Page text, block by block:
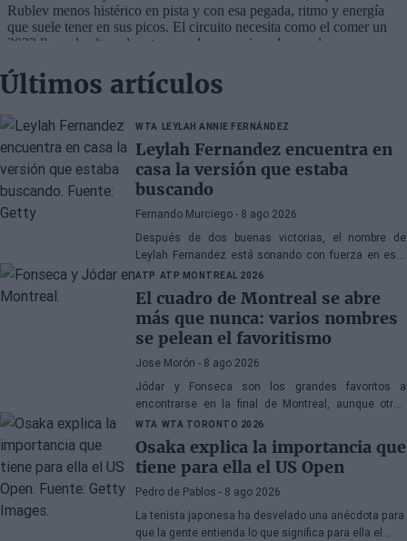
Últimos artículos
WTA LEYLAH ANNIE FERNÁNDEZ
Leylah Fernandez encuentra en
casa la versión que estaba
buscando
Fernando Murciego - 8 ago 2026
Después de dos buenas victorias, el nombre de
Leylah Fernandez está sonando con fuerza en este
WTA 1000 de Toronto 2026. Su próximo duelo ante
Naomi Osaka será clave para destapar la verdad.
ATP ATP MONTREAL 2026
El cuadro de Montreal se abre
más que nunca: varios nombres
se pelean el favoritismo
Jose Morón - 8 ago 2026
Jódar y Fonseca son los grandes favoritos a
encontrarse en la final de Montreal, aunque otros
pelearán por evitarlo.
WTA WTA TORONTO 2026
Osaka explica la importancia que
tiene para ella el US Open
Pedro de Pablos - 8 ago 2026
La tenista japonesa ha desvelado una anécdota para
que la gente entienda lo que significa para ella el